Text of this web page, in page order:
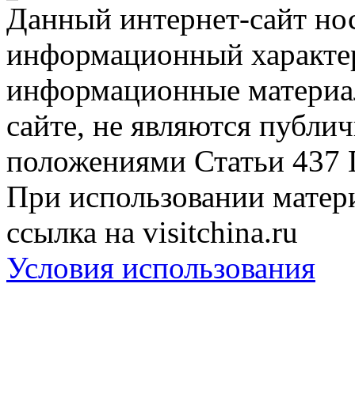
Данный интернет-сайт
информационный
информационные
сайте, не являются
положениями Статьи 437
При использовании
ссылка на visitchina.ru
Условия использования